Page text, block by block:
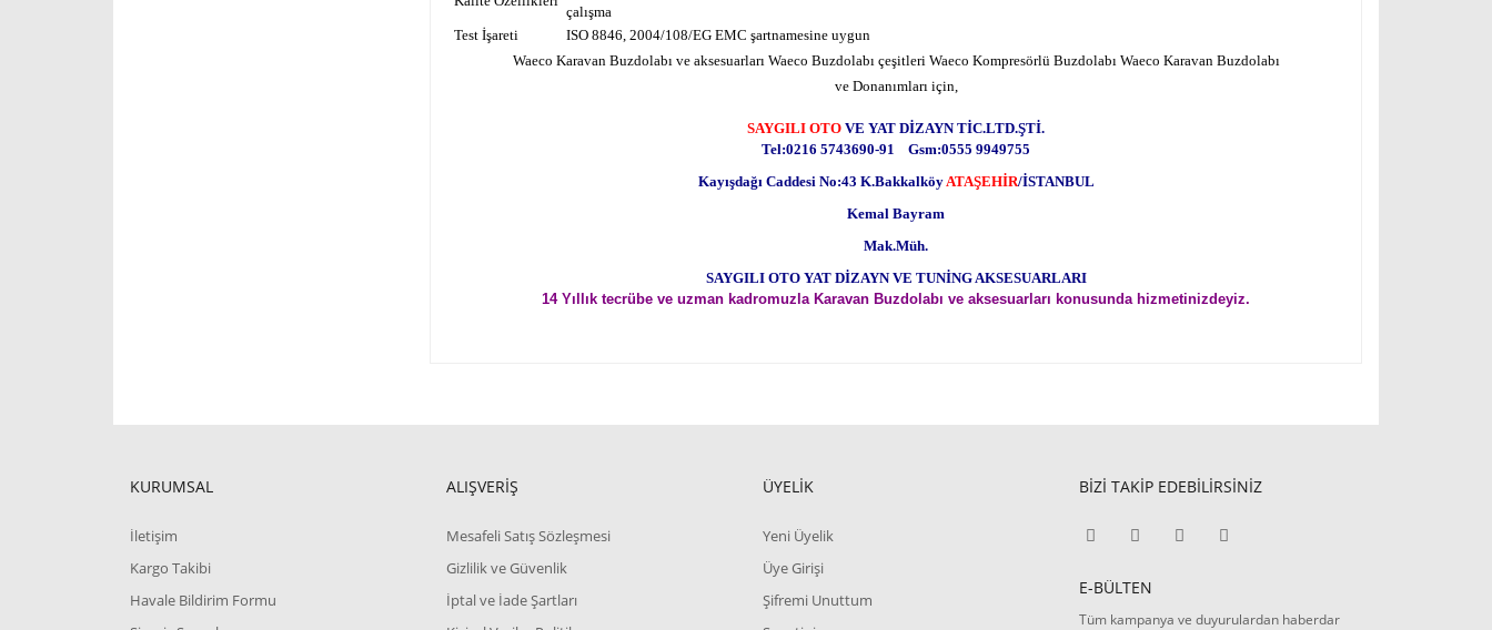
çalışma
Test İşareti
ISO 8846, 2004/108/EG EMC şartnamesine uygun
Waeco Karavan Buzdolabı ve aksesuarları Waeco Buzdolabı çeşitleri Waeco Kompresörlü Buzdolabı Waeco Karavan Buzdolabı
ve Donanımları için,
SAYGILI OTO VE YAT DİZAYN TİC.LTD.ŞTİ.
Tel:0216 5743690-91 Gsm:0555 9949755
Kayışdağı Caddesi No:43 K.Bakkalköy ATAŞEHİR/İSTANBUL
Kemal Bayram
Mak.Müh.
SAYGILI OTO YAT DİZAYN VE TUNİNG AKSESUARLARI
14 Yıllık tecrübe ve uzman kadromuzla Karavan Buzdolabı ve aksesuarları konusunda hizmetinizdeyiz.
KURUMSAL
İletişim
Kargo Takibi
Havale Bildirim Formu
ALIŞVERİŞ
Mesafeli Satış Sözleşmesi
Gizlilik ve Güvenlik
İptal ve İade Şartları
ÜYELİK
Yeni Üyelik
Üye Girişi
Şifremi Unuttum
BİZİ TAKİP EDEBİLİRSİNİZ
E-BÜLTEN
Tüm kampanya ve duyurulardan haberdar